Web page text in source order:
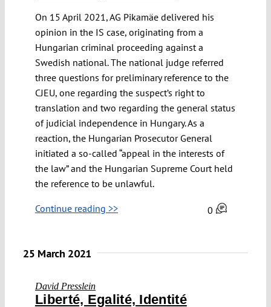
On 15 April 2021, AG Pikamäe delivered his
opinion in the IS case, originating from a
Hungarian criminal proceeding against a
Swedish national. The national judge referred
three questions for preliminary reference to the
CJEU, one regarding the suspect’s right to
translation and two regarding the general status
of judicial independence in Hungary. As a
reaction, the Hungarian Prosecutor General
initiated a so-called “appeal in the interests of
the law” and the Hungarian Supreme Court held
the reference to be unlawful.
Continue reading >> 0
25 March 2021
David Presslein
Liberté, Egalité, Identité